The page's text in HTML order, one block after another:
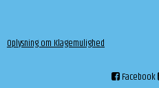
Oplysning om Klagemulighed
Facebook